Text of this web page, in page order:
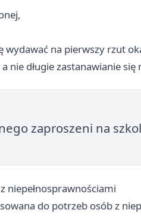
na pierwszy rzut
nie długie zastanawianie
zaproszeni na
niepełnosprawnościami
do potrzeb osób z